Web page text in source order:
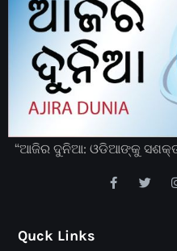
“ଆଜିର ଦୁନିଆ: ଓଡିଆଙ୍କୁ ସଶକ୍ତ
Quck Links